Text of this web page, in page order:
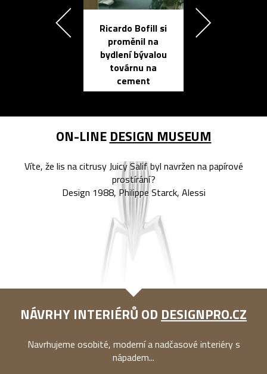
Ricardo Bofill si
proměnil na
bydlení bývalou
továrnu na
cement
ON-LINE DESIGN MUSEUM
Víte, že lis na citrusy Juicy Salif byl navržen na papírové
prostírání?
Design 1988, Philippe Starck, Alessi
NÁVRHY INTERIÉRŮ OD DESIGNPRO.CZ
Navrhujeme osobité, moderní a nadčasové interiéry s
nápadem...